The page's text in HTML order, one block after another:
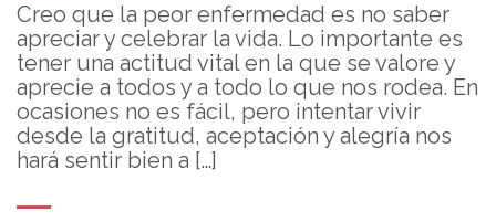
Creo que la peor enfermedad es no saber
apreciar y celebrar la vida. Lo importante es
tener una actitud vital en la que se valore y
aprecie a todos y a todo lo que nos rodea. En
ocasiones no es fácil, pero intentar vivir
desde la gratitud, aceptación y alegría nos
hará sentir bien a […]